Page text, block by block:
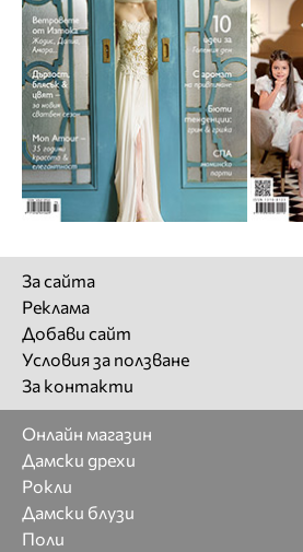
За сайта
Реклама
Добави сайт
Условия за ползване
За контакти
Онлайн магазин
Дамски дрехи
Рокли
Дамски блузи
Поли